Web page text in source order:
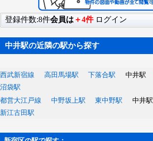
登録件数:8件会員は ＋4件 ログイン
中井駅の近隣の駅から探す
西武新宿線 高田馬場駅 下落合駅 中井駅
沼袋駅
都営大江戸線
中野坂上駅 東中野駅 中井駅
新江古田駅